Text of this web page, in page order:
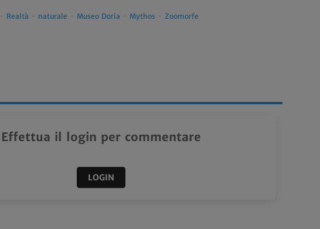
- Realtà - naturale - Museo Doria - Mythos - Zoomorfe
Effettua il login per commentare
LOGIN